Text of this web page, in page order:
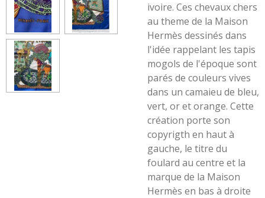
ivoire. Ces chevaux chers
au theme de la Maison
Hermès dessinés dans
l'idée rappelant les tapis
mogols de l'époque sont
parés de couleurs vives
dans un camaieu de bleu,
vert, or et orange. Cette
création porte son
copyrigth en haut à
gauche, le titre du
foulard au centre et la
marque de la Maison
Hermès en bas à droite